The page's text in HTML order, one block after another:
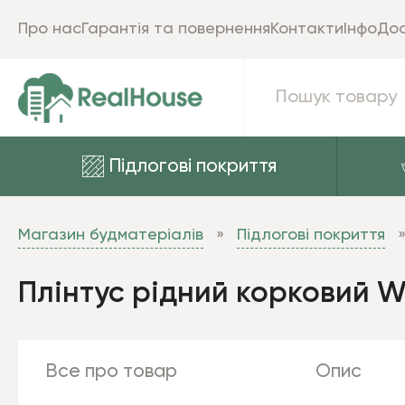
Підлогові покриття
Про насГарантія та поверненняКонтакти Інфо
Магазин будматеріалів Підлогові покриття
Плінтус рідний корковий
Все про товар Опис